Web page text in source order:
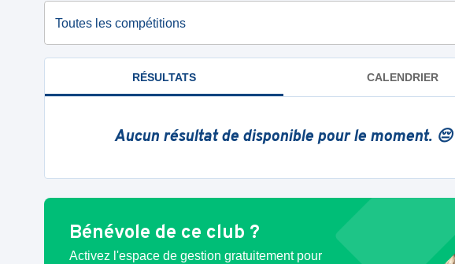
Toutes les compétitions
RÉSULTATS CALENDRIER
Aucun résultat de disponible pour le moment. 😔
Bénévole de ce club ?
Activez l'espace de gestion gratuitement pour